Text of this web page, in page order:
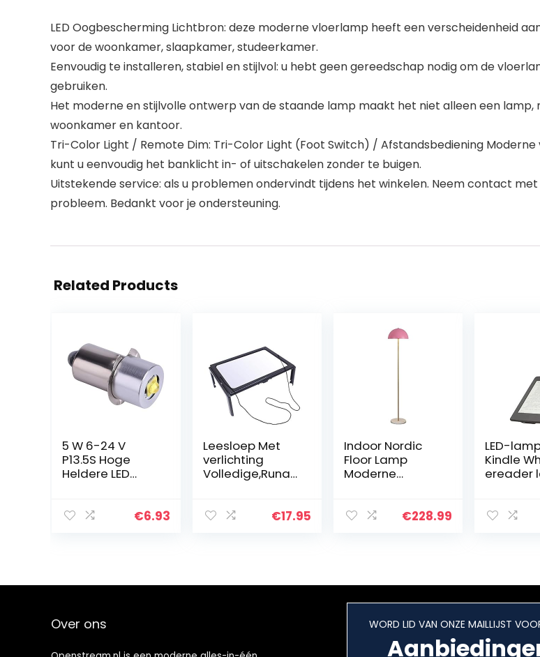
LED Oogbescherming Lichtbron: deze moderne vloerlamp heeft een verscheidenheid
voor de woonkamer, slaapkamer, studeerkamer.
Eenvoudig te installeren, stabiel en stijlvol: u hebt geen gereedschap nodig om de
gebruiken.
Het moderne en stijlvolle ontwerp van de staande lamp maakt het niet alleen een
woonkamer en kantoor.
Tri-Color Light / Remote Dim: Tri-Color Light (Foot Switch) / Afstandsbediening
kunt u eenvoudig het banklicht in- of uitschakelen zonder te buigen.
Uitstekende service: als u problemen ondervindt tijdens het winkelen. Neem contact
probleem. Bedankt voor je ondersteuning.
Related Products
5 W 6-24 V
P13.5S Hoge
Heldere LED
Conversie
€6.93
Leesloep Met
verlichting
Volledige,Runat
Opvouwbaar
€17.95
Indoor Nordic
Floor Lamp
Moderne
Creatieve €228.99
LED-
Kindle
ereader
LED-clip
Over ons WORD LID VAN ONZE MAILLIJST